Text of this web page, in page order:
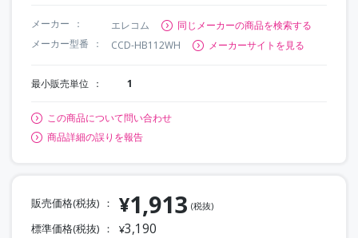
メーカー エレコム
同じメーカーの商品を検索する
メーカー型番
CCD-HB112WH メーカーサイトを見る
最小販売単位 1
この商品について問い合わせ
商品詳細の誤りを報告
販売価格(税抜) ¥1,913 (税抜)
標準価格(税抜) ¥3,190